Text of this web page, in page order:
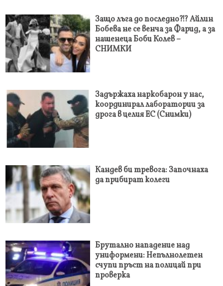
Защо лъга до последно?!? Айлин
Бобева не се венча за Фарид, а за
нашенеца Боби Колев –
СНИМКИ
Задържаха наркобарон у нас,
координирал лаборатории за
дрога в целия ЕС (Снимки)
Кандев би тревога: Започнаха
да прибират колеги
Брутално нападение над
униформени: Непълнолетен
счупи пръст на полицай при
проверка